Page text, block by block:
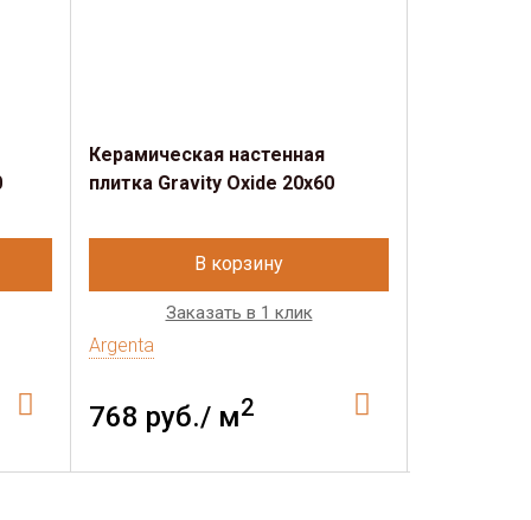
Керамическая настенная
плитка Gravity Oxide 20x60
В корзину
Заказать в 1 клик
Argenta
768 руб./ м2